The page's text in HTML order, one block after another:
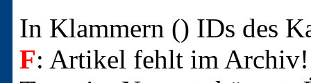
In Klammern () IDs des
F: Artikel fehlt im Archiv!